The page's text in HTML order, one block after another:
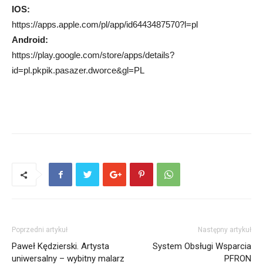
IOS:
https://apps.apple.com/pl/app/id6443487570?l=pl
Android:
https://play.google.com/store/apps/details?
id=pl.pkpik.pasazer.dworce&gl=PL
Poprzedni artykuł
Paweł Kędzierski. Artysta
uniwersalny – wybitny malarz
Następny artykuł
System Obsługi Wsparcia
PFRON